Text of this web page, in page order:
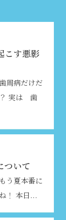
こす悪影
周病だけだ
？ 実は 歯
ついて
う夏本番に
！ 本日...